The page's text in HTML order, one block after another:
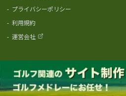
- プライバシーポリシー
- 利用規約
- 運営会社